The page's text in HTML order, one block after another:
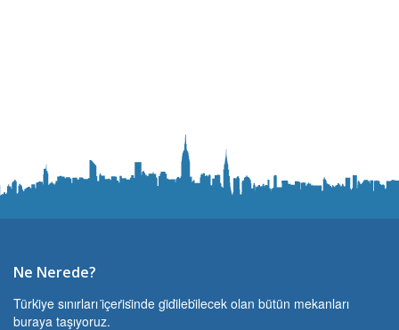
Ne Nerede?
Türki̇ye sınırları i̇çeri̇si̇nde gi̇di̇lebi̇lecek olan bütün mekanları
buraya taşıyoruz.